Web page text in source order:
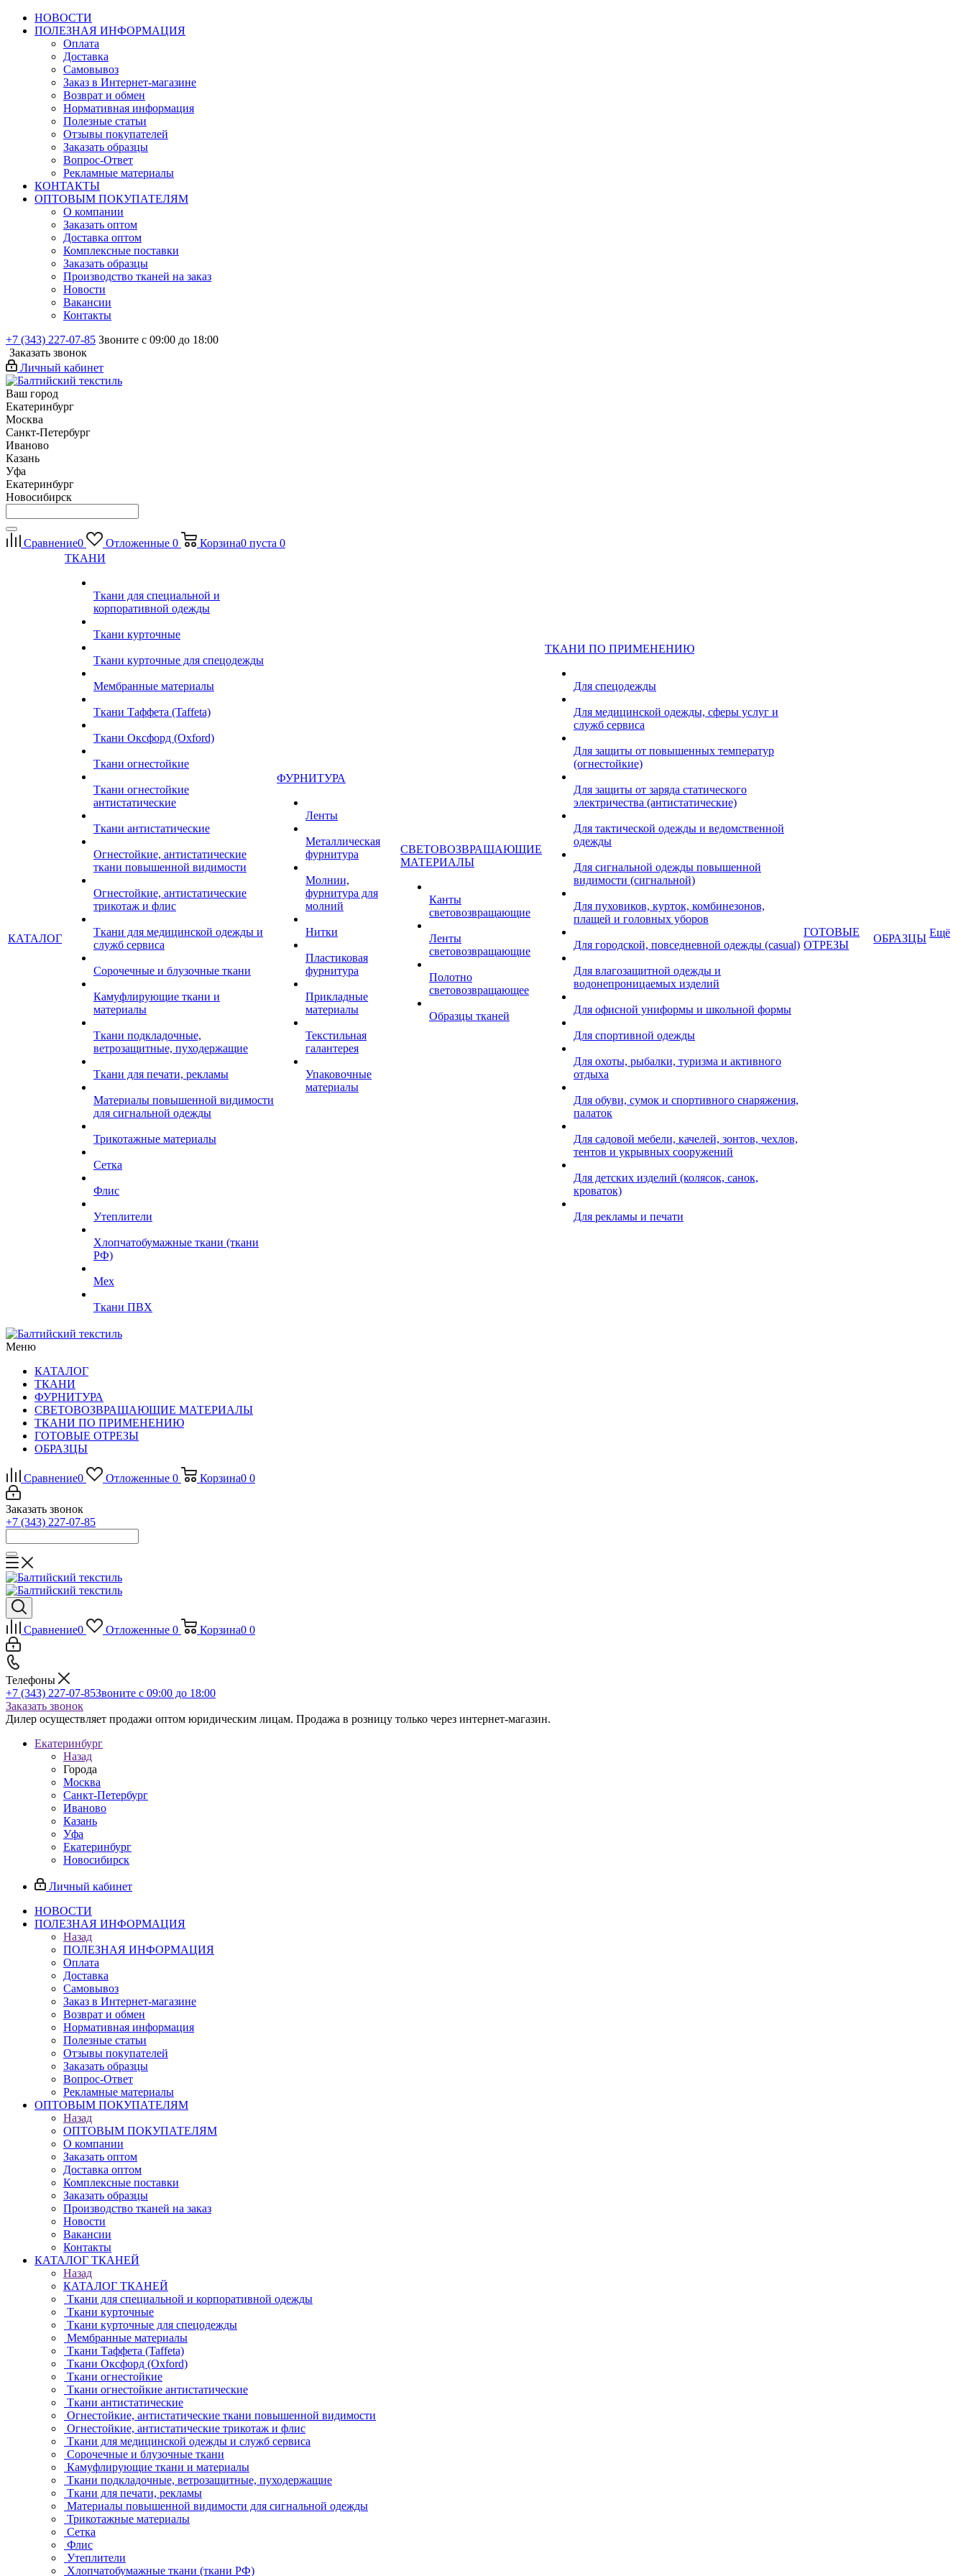
НОВОСТИ
ПОЛЕЗНАЯ ИНФОРМАЦИЯ
Оплата
Доставка
Самовывоз
Заказ в Интернет-магазине
Возврат и обмен
Нормативная информация
Полезные статьи
Отзывы покупателей
Заказать образцы
Вопрос-Ответ
Рекламные материалы
КОНТАКТЫ
ОПТОВЫМ ПОКУПАТЕЛЯМ
О компании
Заказать оптом
Доставка оптом
Комплексные поставки
Заказать образцы
Производство тканей на заказ
Новости
Вакансии
Контакты
+7 (343) 227-07-85 Звоните с 09:00 до 18:00
Заказать звонок
Личный кабинет
Ваш город
Екатеринбург
Москва
Санкт-Петербург
Иваново
Казань
Уфа
Екатеринбург
Новосибирск
Сравнение0 Отложенные 0 Корзина0 пуста 0
КАТАЛОГ
ТКАНИ
Ткани для специальной и
корпоративной одежды
Ткани курточные
Ткани курточные для спецодежды
Мембранные материалы
Ткани Таффета (Taffeta)
Ткани Оксфорд (Oxford)
Ткани огнестойкие
Ткани огнестойкие
антистатические
Ткани антистатические
Огнестойкие, антистатические
ткани повышенной видимости
Огнестойкие, антистатические
трикотаж и флис
Ткани для медицинской одежды и
служб сервиса
Сорочечные и блузочные ткани
Камуфлирующие ткани и
материалы
Ткани подкладочные,
ветрозащитные, пуходержащие
Ткани для печати, рекламы
Материалы повышенной видимости
для сигнальной одежды
Трикотажные материалы
Сетка
Флис
Утеплители
Хлопчатобумажные ткани (ткани
РФ)
Мех
Ткани ПВХ
ФУРНИТУРА
Ленты
Металлическая
фурнитура
Молнии,
фурнитура для
молний
Нитки
Пластиковая
фурнитура
Прикладные
материалы
Текстильная
галантерея
Упаковочные
материалы
СВЕТОВОЗВРАЩАЮЩИЕ
МАТЕРИАЛЫ
Канты
световозвращающие
Ленты
световозвращающие
Полотно
световозвращающее
Образцы тканей
ТКАНИ ПО ПРИМЕНЕНИЮ
Для спецодежды
Для медицинской одежды, сферы услуг и
служб сервиса
Для защиты от повышенных температур
(огнестойкие)
Для защиты от заряда статического
электричества (антистатические)
Для тактической одежды и ведомственной
одежды
Для сигнальной одежды повышенной
видимости (сигнальной)
Для пуховиков, курток, комбинезонов,
плащей и головных уборов
Для городской, повседневной одежды (casual)
Для влагозащитной одежды и
водонепроницаемых изделий
Для офисной униформы и школьной формы
Для спортивной одежды
Для охоты, рыбалки, туризма и активного
отдыха
Для обуви, сумок и спортивного снаряжения,
палаток
Для садовой мебели, качелей, зонтов, чехлов,
тентов и укрывных сооружений
Для детских изделий (колясок, санок,
кроваток)
Для рекламы и печати
ГОТОВЫЕ
ОТРЕЗЫ
ОБРАЗЦЫ Ещё
Меню
КАТАЛОГ
ТКАНИ
ФУРНИТУРА
СВЕТОВОЗВРАЩАЮЩИЕ МАТЕРИАЛЫ
ТКАНИ ПО ПРИМЕНЕНИЮ
ГОТОВЫЕ ОТРЕЗЫ
ОБРАЗЦЫ
Сравнение0 Отложенные 0 Корзина0 0
Заказать звонок
+7 (343) 227-07-85
Сравнение0 Отложенные 0 Корзина0 0
Телефоны
+7 (343) 227-07-85Звоните с 09:00 до 18:00
Заказать звонок
Дилер осуществляет продажи оптом юридическим лицам. Продажа в розницу только через интернет-магазин.
Екатеринбург
Назад
Города
Москва
Санкт-Петербург
Иваново
Казань
Уфа
Екатеринбург
Новосибирск
Личный кабинет
НОВОСТИ
ПОЛЕЗНАЯ ИНФОРМАЦИЯ
Назад
ПОЛЕЗНАЯ ИНФОРМАЦИЯ
Оплата
Доставка
Самовывоз
Заказ в Интернет-магазине
Возврат и обмен
Нормативная информация
Полезные статьи
Отзывы покупателей
Заказать образцы
Вопрос-Ответ
Рекламные материалы
ОПТОВЫМ ПОКУПАТЕЛЯМ
Назад
ОПТОВЫМ ПОКУПАТЕЛЯМ
О компании
Заказать оптом
Доставка оптом
Комплексные поставки
Заказать образцы
Производство тканей на заказ
Новости
Вакансии
Контакты
КАТАЛОГ ТКАНЕЙ
Назад
КАТАЛОГ ТКАНЕЙ
Ткани для специальной и корпоративной одежды
Ткани курточные
Ткани курточные для спецодежды
Мембранные материалы
Ткани Таффета (Taffeta)
Ткани Оксфорд (Oxford)
Ткани огнестойкие
Ткани огнестойкие антистатические
Ткани антистатические
Огнестойкие, антистатические ткани повышенной видимости
Огнестойкие, антистатические трикотаж и флис
Ткани для медицинской одежды и служб сервиса
Сорочечные и блузочные ткани
Камуфлирующие ткани и материалы
Ткани подкладочные, ветрозащитные, пуходержащие
Ткани для печати, рекламы
Материалы повышенной видимости для сигнальной одежды
Трикотажные материалы
Сетка
Флис
Утеплители
Хлопчатобумажные ткани (ткани РФ)